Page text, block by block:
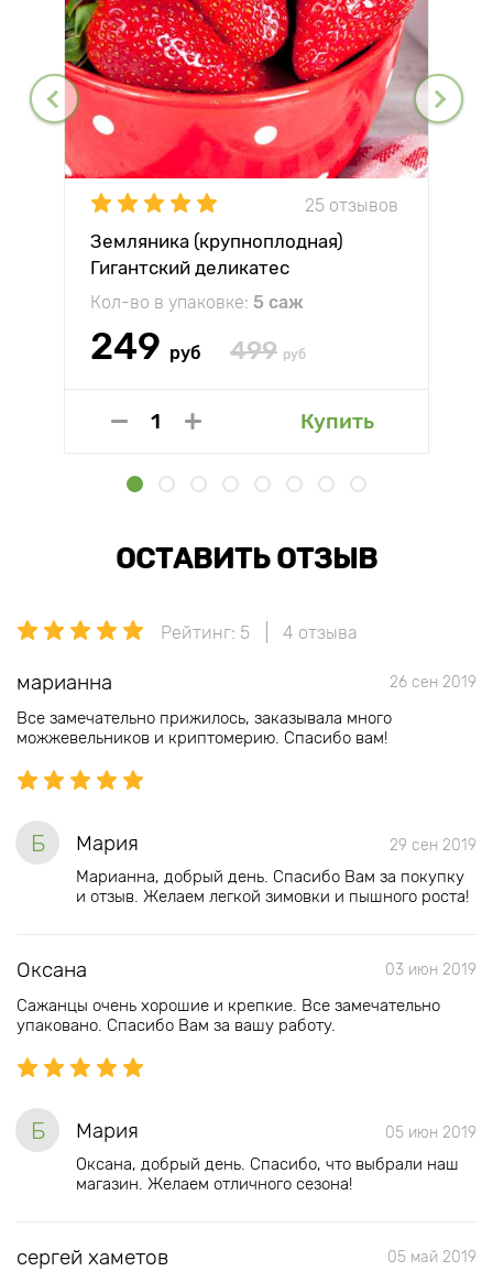
25 отзывов
Земляника (крупноплодная)
Гигантский деликатес
Кол-во в упаковке: 5 саж
249 руб 499 руб
Купить
ОСТАВИТЬ ОТЗЫВ
Рейтинг: 5 4 отзыва
марианна 26 сен 2019
Все замечательно прижилось, заказывала много
можжевельников и криптомерию. Спасибо вам!
Б Мария 29 сен 2019
Марианна, добрый день. Спасибо Вам за покупку
и отзыв. Желаем легкой зимовки и пышного роста!
Оксана 03 июн 2019
Сажанцы очень хорошие и крепкие. Все замечательно
упаковано. Спасибо Вам за вашу работу.
Б Мария 05 июн 2019
Оксана, добрый день. Спасибо, что выбрали наш
магазин. Желаем отличного сезона!
сергей хаметов 05 май 2019